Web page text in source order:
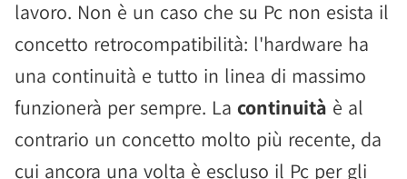
lavoro. Non è un caso che su Pc non esista il
concetto retrocompatibilità: l'hardware ha
una continuità e tutto in linea di massimo
funzionerà per sempre. La continuità è al
contrario un concetto molto più recente, da
cui ancora una volta è escluso il Pc per gli